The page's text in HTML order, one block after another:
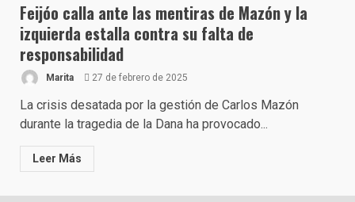
Feijóo calla ante las mentiras de Mazón y la
izquierda estalla contra su falta de
responsabilidad
Marita 27 de febrero de 2025
La crisis desatada por la gestión de Carlos Mazón
durante la tragedia de la Dana ha provocado...
Leer Más